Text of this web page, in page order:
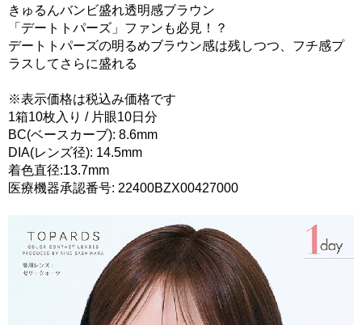
きゅるんバンビ盛れ透明感ブラウン
「デートトパーズ」ファンも必見！？
デートトパーズの明るめブラウン感は残しつつ、フチ感プ
ラスしてさらに盛れる
※表示価格は税込み価格です
1箱10枚入り / 片眼10日分
BC(ベースカーブ): 8.6mm
DIA(レンズ径): 14.5mm
着色直径:13.7mm
医療機器承認番号: 22400BZX00427000